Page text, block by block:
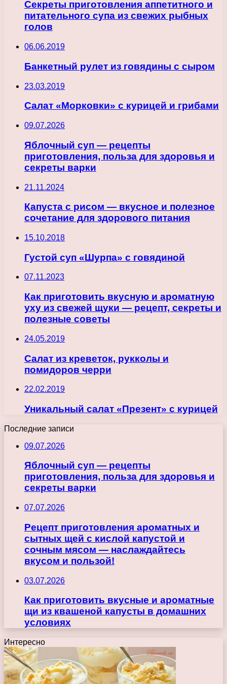
Секреты приготовления аппетитного и
питательного супа из свежих рыбных
голов
06.06.2019
Банкетный рулет из говядины с сыром
23.03.2019
Салат «Морковки» с курицей и грибами
09.07.2026
Яблочный суп — рецепты
приготовления, польза для здоровья и
секреты варки
21.11.2024
Капуста с рисом — вкусное и полезное
сочетание для здорового питания
15.10.2018
Густой суп «Шурпа» с говядиной
07.11.2023
Как приготовить вкусную и ароматную
уху из свежей щуки — рецепт, секреты и
полезные советы
24.05.2019
Салат из креветок, рукколы и
помидоров черри
22.02.2019
Уникальный салат «Презент» с курицей
Последние записи
09.07.2026
Яблочный суп — рецепты
приготовления, польза для здоровья и
секреты варки
07.07.2026
Рецепт приготовления ароматных и
сытных щей с кислой капустой и
сочным мясом — наслаждайтесь
вкусом и пользой!
03.07.2026
Как приготовить вкусные и ароматные
щи из квашеной капусты в домашних
условиях
Интересно